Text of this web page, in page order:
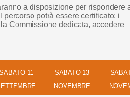
a disposizione per rispondere
potrà essere certificato: i
Commissione dedicata, accedere
SABATO 11
SABATO 13
NOVEMBRE